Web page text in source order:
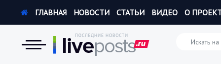
ГЛАВНАЯ НОВОСТИ СТАТЬИ ВИДЕО О